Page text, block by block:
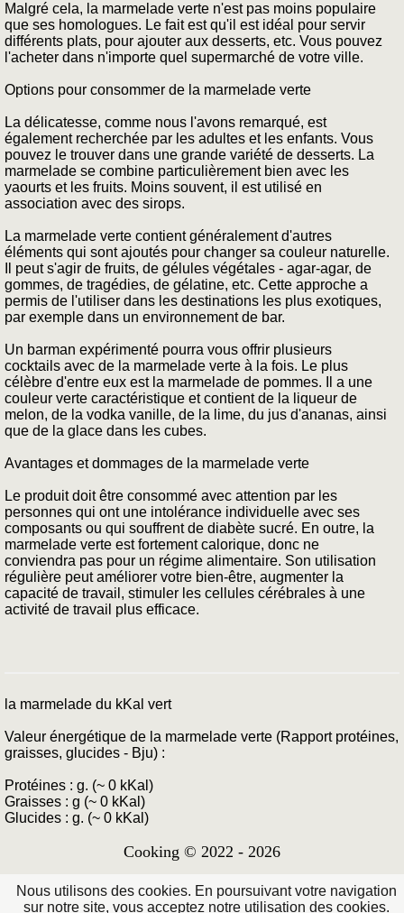
Malgré cela, la marmelade verte n'est pas moins populaire
que ses homologues. Le fait est qu'il est idéal pour servir
différents plats, pour ajouter aux desserts, etc. Vous pouvez
l'acheter dans n'importe quel supermarché de votre ville.
Options pour consommer de la marmelade verte
La délicatesse, comme nous l'avons remarqué, est
également recherchée par les adultes et les enfants. Vous
pouvez le trouver dans une grande variété de desserts. La
marmelade se combine particulièrement bien avec les
yaourts et les fruits. Moins souvent, il est utilisé en
association avec des sirops.
La marmelade verte contient généralement d'autres
éléments qui sont ajoutés pour changer sa couleur naturelle.
Il peut s'agir de fruits, de gélules végétales - agar-agar, de
gommes, de tragédies, de gélatine, etc. Cette approche a
permis de l'utiliser dans les destinations les plus exotiques,
par exemple dans un environnement de bar.
Un barman expérimenté pourra vous offrir plusieurs
cocktails avec de la marmelade verte à la fois. Le plus
célèbre d'entre eux est la marmelade de pommes. Il a une
couleur verte caractéristique et contient de la liqueur de
melon, de la vodka vanille, de la lime, du jus d'ananas, ainsi
que de la glace dans les cubes.
Avantages et dommages de la marmelade verte
Le produit doit être consommé avec attention par les
personnes qui ont une intolérance individuelle avec ses
composants ou qui souffrent de diabète sucré. En outre, la
marmelade verte est fortement calorique, donc ne
conviendra pas pour un régime alimentaire. Son utilisation
régulière peut améliorer votre bien-être, augmenter la
capacité de travail, stimuler les cellules cérébrales à une
activité de travail plus efficace.
la marmelade du kKal vert
Valeur énergétique de la marmelade verte (Rapport protéines,
graisses, glucides - Bju) :
Protéines : g. (~ 0 kKal)
Graisses : g (~ 0 kKal)
Glucides : g. (~ 0 kKal)
Cooking © 2022 - 2026
Nous utilisons des cookies. En poursuivant votre navigation
sur notre site, vous acceptez notre utilisation des cookies.